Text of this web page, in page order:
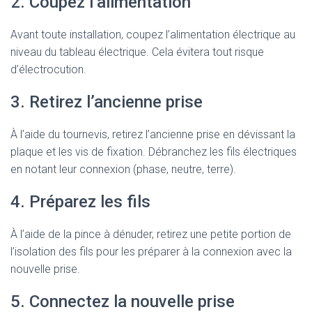
Avant toute installation, coupez l’alimentation électrique au
niveau du tableau électrique. Cela évitera tout risque
d’électrocution.
3. Retirez l’ancienne prise
À l’aide du tournevis, retirez l’ancienne prise en dévissant la
plaque et les vis de fixation. Débranchez les fils électriques
en notant leur connexion (phase, neutre, terre).
4. Préparez les fils
À l’aide de la pince à dénuder, retirez une petite portion de
l’isolation des fils pour les préparer à la connexion avec la
nouvelle prise.
5. Connectez la nouvelle prise